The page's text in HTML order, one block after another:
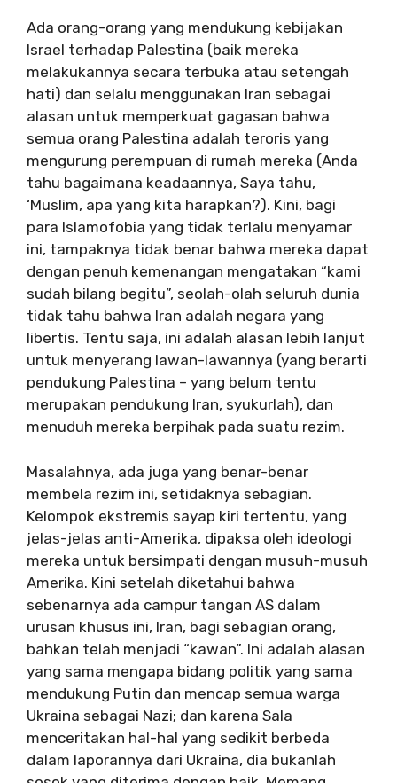
Ada orang-orang yang mendukung kebijakan
Israel terhadap Palestina (baik mereka
melakukannya secara terbuka atau setengah
hati) dan selalu menggunakan Iran sebagai
alasan untuk memperkuat gagasan bahwa
semua orang Palestina adalah teroris yang
mengurung perempuan di rumah mereka (Anda
tahu bagaimana keadaannya, Saya tahu,
‘Muslim, apa yang kita harapkan?). Kini, bagi
para Islamofobia yang tidak terlalu menyamar
ini, tampaknya tidak benar bahwa mereka dapat
dengan penuh kemenangan mengatakan “kami
sudah bilang begitu”, seolah-olah seluruh dunia
tidak tahu bahwa Iran adalah negara yang
libertis. Tentu saja, ini adalah alasan lebih lanjut
untuk menyerang lawan-lawannya (yang berarti
pendukung Palestina – yang belum tentu
merupakan pendukung Iran, syukurlah), dan
menuduh mereka berpihak pada suatu rezim.
Masalahnya, ada juga yang benar-benar
membela rezim ini, setidaknya sebagian.
Kelompok ekstremis sayap kiri tertentu, yang
jelas-jelas anti-Amerika, dipaksa oleh ideologi
mereka untuk bersimpati dengan musuh-musuh
Amerika. Kini setelah diketahui bahwa
sebenarnya ada campur tangan AS dalam
urusan khusus ini, Iran, bagi sebagian orang,
bahkan telah menjadi “kawan”. Ini adalah alasan
yang sama mengapa bidang politik yang sama
mendukung Putin dan mencap semua warga
Ukraina sebagai Nazi; dan karena Sala
menceritakan hal-hal yang sedikit berbeda
dalam laporannya dari Ukraina, dia bukanlah